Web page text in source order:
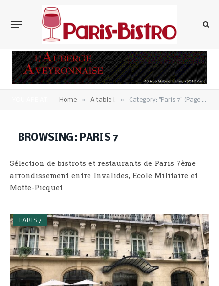
Home » A table ! » Category: "Paris 7" (Page 2)
BROWSING: PARIS 7
Sélection de bistrots et restaurants de Paris 7ème
arrondissement entre Invalides, Ecole Militaire et
Motte-Picquet
PARIS 7